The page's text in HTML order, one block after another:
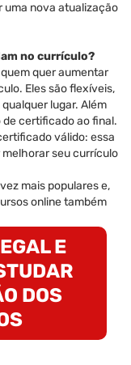
nova atualização
no currículo?
quer aumentar
Eles são flexíveis,
lugar. Além
certificado ao final.
válido: essa
seu currículo
mais populares e,
online também
E
DOS